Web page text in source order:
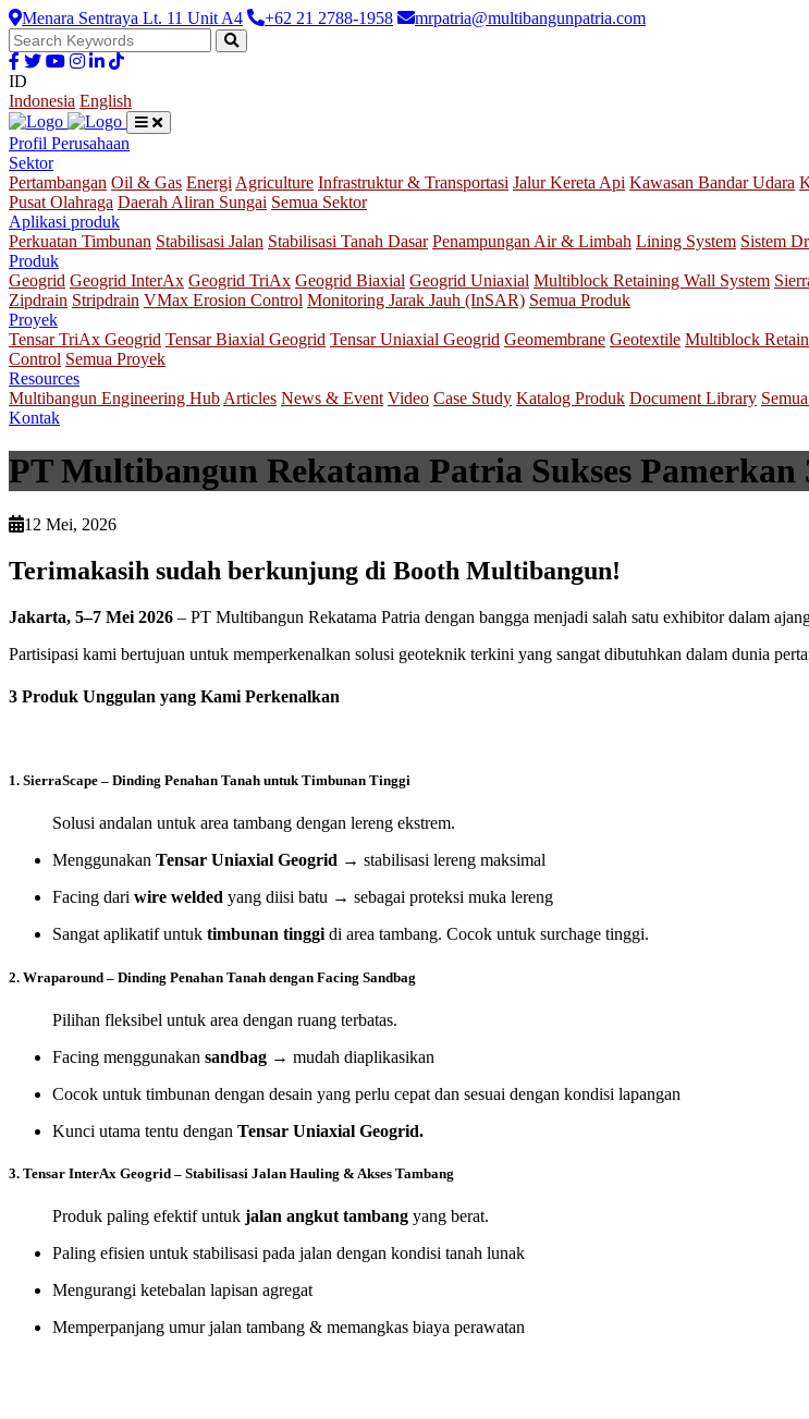
Menara Sentraya Lt. 11 Unit A4 +62 21 2788-1958 mrpatria@multibangunpatria.com
ID
Indonesia English
Profil Perusahaan
Sektor
Pertambangan Oil & Gas Energi Agriculture Infrastruktur & Transportasi Jalur Kereta Api Kawasan Bandar Udara
Pusat Olahraga Daerah Aliran Sungai Semua Sektor
Aplikasi produk
Perkuatan Timbunan Stabilisasi Jalan Stabilisasi Tanah Dasar Penampungan Air & Limbah Lining System Sistem
Produk
Geogrid Geogrid InterAx Geogrid TriAx Geogrid Biaxial Geogrid Uniaxial Multiblock Retaining Wall System
Zipdrain Stripdrain VMax Erosion Control Monitoring Jarak Jauh (InSAR) Semua Produk
Proyek
Tensar TriAx Geogrid Tensar Biaxial Geogrid Tensar Uniaxial Geogrid Geomembrane Geotextile Multiblock
Control Semua Proyek
Resources
Multibangun Engineering Hub Articles News & Event Video Case Study Katalog Produk Document Library
Kontak
PT Multibangun Rekatama Patria Sukses
12 Mei, 2026
Terimakasih sudah berkunjung di Booth Multibangun!
Jakarta, 5–7 Mei 2026 – PT Multibangun Rekatama Patria dengan bangga menjadi salah satu exhibitor dalam
Partisipasi kami bertujuan untuk memperkenalkan solusi geoteknik terkini yang sangat dibutuhkan dalam dunia
3 Produk Unggulan yang Kami Perkenalkan
1. SierraScape – Dinding Penahan Tanah untuk Timbunan Tinggi
Solusi andalan untuk area tambang dengan lereng ekstrem.
Menggunakan Tensar Uniaxial Geogrid → stabilisasi lereng maksimal
Facing dari wire welded yang diisi batu → sebagai proteksi muka lereng
Sangat aplikatif untuk timbunan tinggidi area tambang. Cocok untuk surchage tinggi.
2. Wraparound – Dinding Penahan Tanah dengan Facing Sandbag
Pilihan fleksibel untuk area dengan ruang terbatas.
Facing menggunakan sandbag → mudah diaplikasikan
Cocok untuk timbunan dengan desain yang perlu cepat dan sesuai dengan kondisi lapangan
Kunci utama tentu dengan Tensar Uniaxial Geogrid.
3. Tensar InterAx Geogrid – Stabilisasi Jalan Hauling & Akses Tambang
Produk paling efektif untuk jalan angkut tambang yang berat.
Paling efisien untuk stabilisasi pada jalan dengan kondisi tanah lunak
Mengurangi ketebalan lapisan agregat
Memperpanjang umur jalan tambang & memangkas biaya perawatan